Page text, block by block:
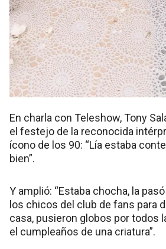
En charla con Teleshow, Tony
el festejo de la reconocida
ícono de los 90: “Lía estaba
bien”.
Y amplió: “Estaba chocha, la
los chicos del club de fans para
casa, pusieron globos por todos
el cumpleaños de una criatura”.